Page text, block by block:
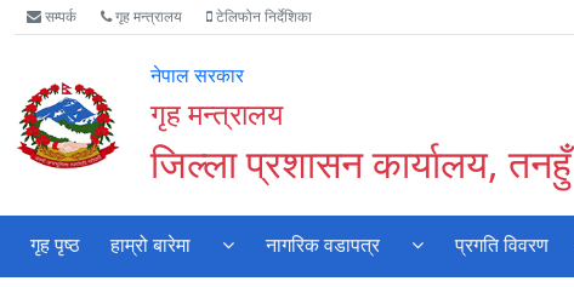
Accessibility
Mode
गर्नुहोस्
मुख्य
सामाग्री
मुख्य
नेभिगेसन
वेबसाइट
खोजमा
सम्पर्क गृह मन्त्रालय टेलिफोन निर्देशिका
नेपाल सरकार
गृह मन्त्रालय
जिल्ला प्रशासन कार्यालय, तनहुँ
गृह पृष्ठ हाम्रो बारेमा नागरिक वडापत्र प्रगति विवरण